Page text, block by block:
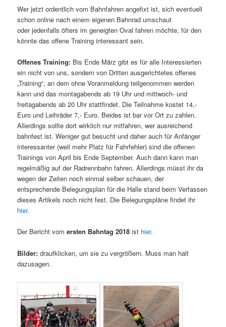
Wer jetzt ordentlich vom Bahnfahren angefixt ist, sich eventuell
schon online nach einem eigenen Bahnrad umschaut
oder jedenfalls öfters im geneigten Oval fahren möchte, für den
könnte das offene Training interessant sein.
Offenes Training: Bis Ende März gibt es für alle Interessierten
ein nicht von uns, sondern von Dritten ausgerichtetes offenes
„Training“, an dem ohne Voranmeldung teilgenommen werden
kann und das montagabends ab 19 Uhr und mittwoch- und
freitagabends ab 20 Uhr stattfindet. Die Teilnahme kostet 14,-
Euro und Leihräder 7,- Euro. Beides ist bar vor Ort zu zahlen.
Allerdings sollte dort wirklich nur mitfahren, wer ausreichend
bahnfest ist. Weniger gut besucht und daher auch für Anfänger
interessanter (weil mehr Platz für Fahrfehler) sind die offenen
Trainings von April bis Ende September. Auch dann kann man
regelmäßig auf der Radrennbahn fahren. Allerdings müsst ihr da
wegen der Zeiten noch einmal selber schauen, der
entsprechende Belegungsplan für die Halle stand beim Verfassen
dieses Artikels noch nicht fest. Die Belegungspläne findet ihr
hier.
Der Bericht vomersten Bahntag 2018 ist hier.
Bilder: draufklicken, um sie zu vergrößern. Muss man halt
dazusagen.